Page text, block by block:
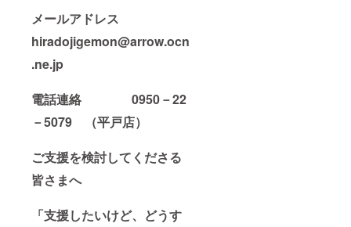
メールアドレス
hiradojigemon@arrow.ocn
.ne.jp
電話連絡 0950－22
－5079 （平戸店）
ご支援を検討してくださる
皆さまへ
「支援したいけど、どうす